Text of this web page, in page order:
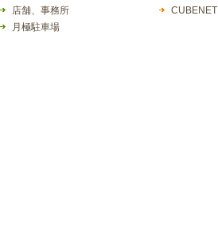
店舗、事務所
月極駐車場
CUBENET